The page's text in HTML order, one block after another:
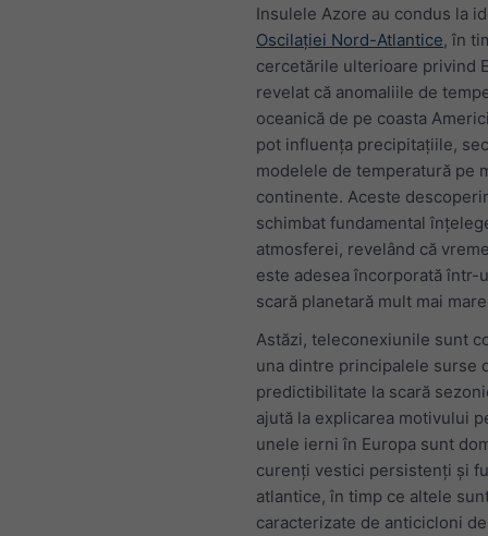
Insulele Azore au condus la
Oscilației Nord-Atlantice, în
cercetările ulterioare privind
revelat că anomaliile de
oceanică de pe coasta
pot influența precipitațiile,
modelele de temperatură pe
continente. Aceste
schimbat fundamental
atmosferei, revelând că
este adesea încorporată într-
scară planetară mult mai
Astăzi, teleconexiunile sunt
una dintre principalele surse
predictibilitate la scară
ajută la explicarea motivului
unele ierni în Europa sunt
curenți vestici persistenți și
atlantice, în timp ce altele
caracterizate de anticicloni